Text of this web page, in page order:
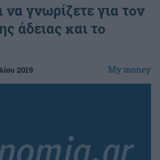
γνωρίζετε για τον
άδειας και το
2019 My money